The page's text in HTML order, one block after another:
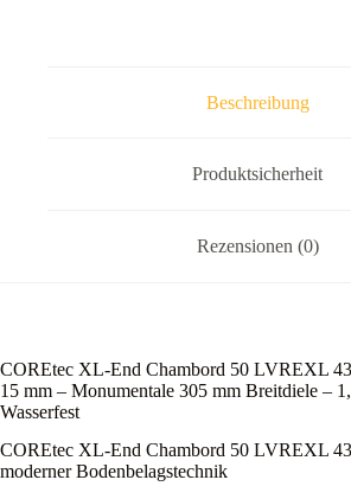
Beschreibung
Produktsicherheit
Rezensionen (0)
COREtec XL-End Chambord 50 LVREXL
15 mm – Monumentale 305 mm Breitdiele –
Wasserfest
COREtec XL-End Chambord 50 LVREXL
moderner Bodenbelagstechnik